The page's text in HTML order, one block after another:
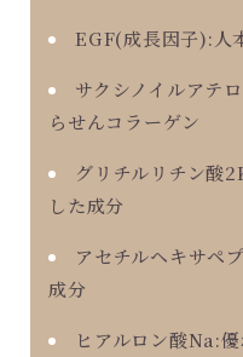
EGF(成長因子):人
サクシノイルアテ
らせんコラーゲン
グリチルリチン酸
した成分
アセチルヘキサペ
成分
ヒアルロン酸Na: